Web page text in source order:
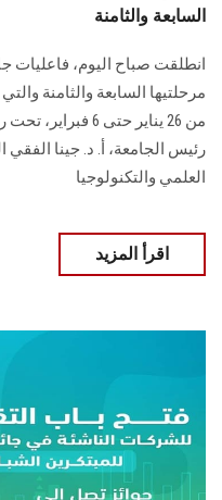
السابعة والثامنة
انطلقت صباح اليوم،
مرحلتيها السابعة والثامنة
من 26 يناير حتى 6
رئيس الجامعة، أ. د. جينا الفقي
العلمي ‏والتكنولوجيا
اقرأ المزيد